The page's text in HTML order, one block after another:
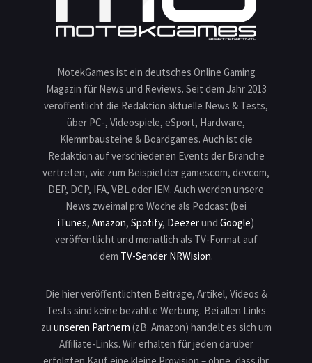
MotekGames ist ein deutsches Online Gaming
Magazin für News und Reviews. Seit dem Jahr 2013
veröffentlicht die Redaktion aktuelle News & Tests,
über PC-, Videospiele, eSport, Hardware,
Klemmbausteine & Boardgames. Auch ist die
Redaktion auf verschiedenen Events der Branche
vertreten, wie zum Beispiel der gamescom, devcom,
DEP, DCP, IFA, VBL oder IEM. Auch werden unsere
News zweimal pro Woche als Podcast (bei
iTunes, Amazon, Spotify, Deezerund Google)
veröffentlicht und monatlich als TV-Format auf
dem TV-Sender NRWision.
Die hier veröffentlichten Beiträge, Artikel, Videos &
Tests sind keine bezahlte Werbung. Bei allen Links
zu unseren Partnern (zB. Amazon) handelt es sich um
Affiliate-Links. Wir erhalten für jeden darüber